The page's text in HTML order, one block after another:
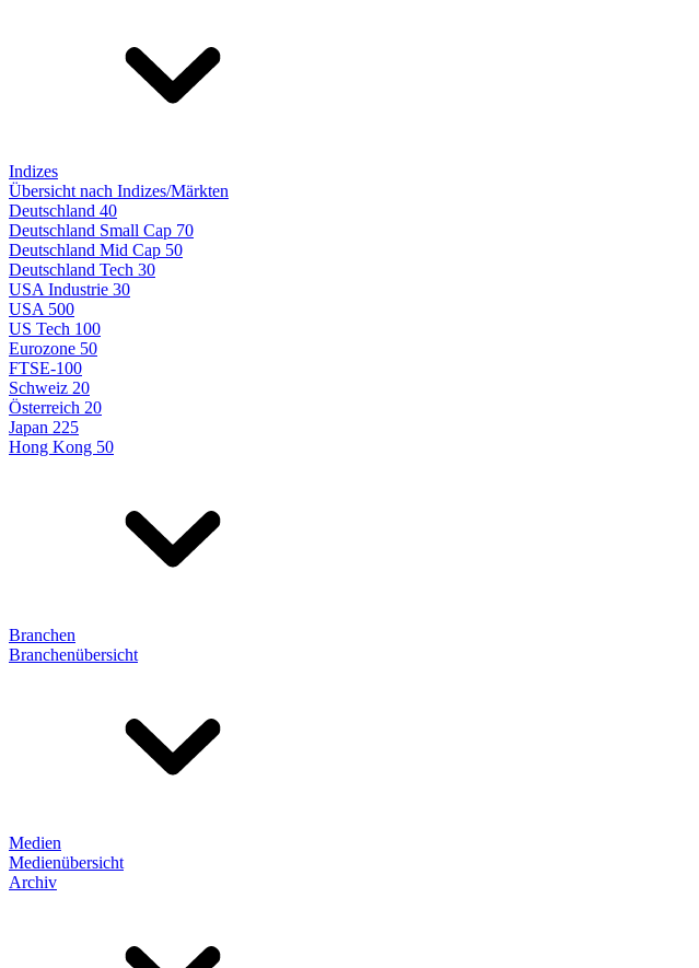
Indizes
Übersicht nach Indizes/Märkten
Deutschland 40
Deutschland Small Cap 70
Deutschland Mid Cap 50
Deutschland Tech 30
USA Industrie 30
USA 500
US Tech 100
Eurozone 50
FTSE-100
Schweiz 20
Österreich 20
Japan 225
Hong Kong 50
Branchen
Branchenübersicht
Medien
Medienübersicht
Archiv